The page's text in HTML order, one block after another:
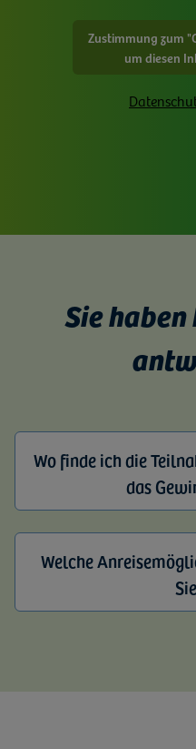
Zustimmung zum
um diesen
Sie
Wo finde ich die
das
Welche